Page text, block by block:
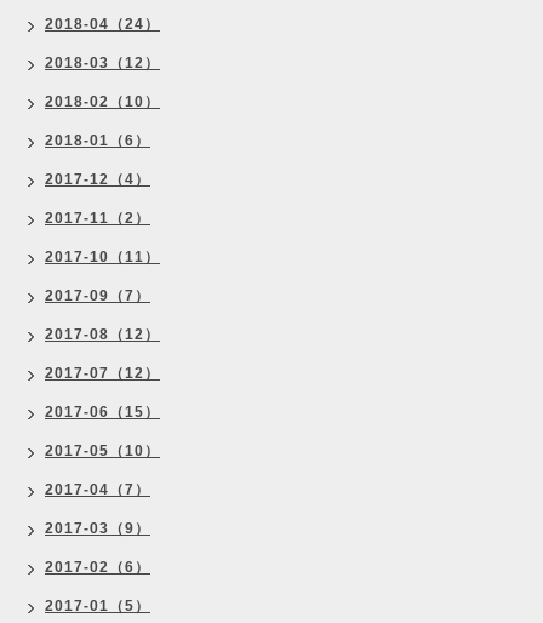
2018-04（24）
2018-03（12）
2018-02（10）
2018-01（6）
2017-12（4）
2017-11（2）
2017-10（11）
2017-09（7）
2017-08（12）
2017-07（12）
2017-06（15）
2017-05（10）
2017-04（7）
2017-03（9）
2017-02（6）
2017-01（5）